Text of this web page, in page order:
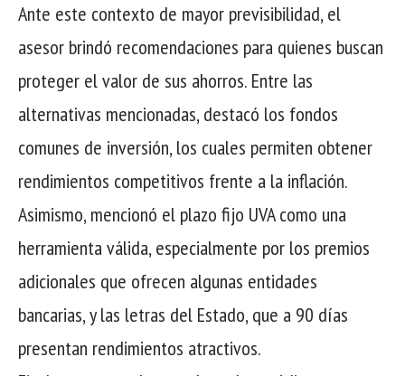
Ante este contexto de mayor previsibilidad, el
asesor brindó recomendaciones para quienes buscan
proteger el valor de sus ahorros. Entre las
alternativas mencionadas, destacó los fondos
comunes de inversión, los cuales permiten obtener
rendimientos competitivos frente a la inflación.
Asimismo, mencionó el plazo fijo UVA como una
herramienta válida, especialmente por los premios
adicionales que ofrecen algunas entidades
bancarias, y las letras del Estado, que a 90 días
presentan rendimientos atractivos.